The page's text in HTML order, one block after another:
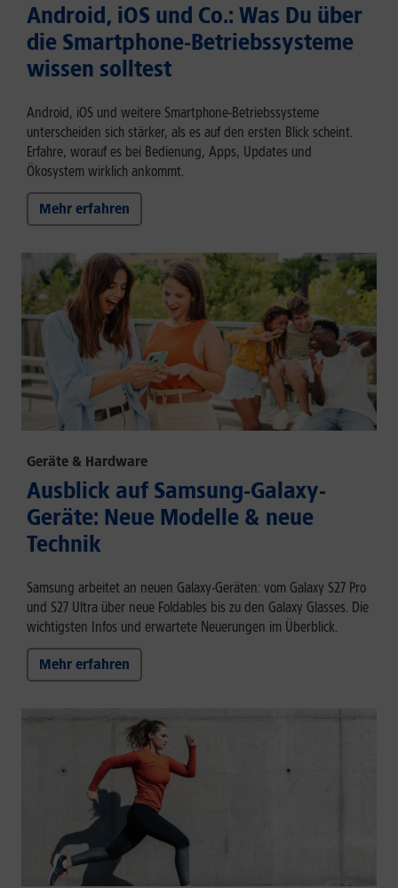
Android, iOS und Co.: Was Du über
die Smartphone-Betriebssysteme
wissen solltest
Android, iOS und weitere Smartphone-Betriebssysteme
unterscheiden sich stärker, als es auf den ersten Blick scheint.
Erfahre, worauf es bei Bedienung, Apps, Updates und
Ökosystem wirklich ankommt.
Mehr erfahren
Geräte & Hardware
Ausblick auf Samsung-Galaxy-
Geräte: Neue Modelle & neue
Technik
Samsung arbeitet an neuen Galaxy-Geräten: vom Galaxy S27 Pro
und S27 Ultra über neue Foldables bis zu den Galaxy Glasses. Die
wichtigsten Infos und erwartete Neuerungen im Überblick.
Mehr erfahren